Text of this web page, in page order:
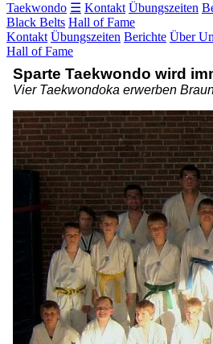
Taekwondo ☰ Kontakt Übungszeiten
Black Belts Hall of Fame
Kontakt Übungszeiten Berichte Über
Hall of Fame